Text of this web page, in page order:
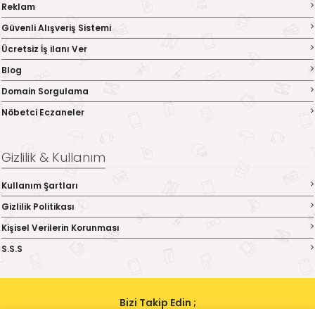
Reklam
Güvenli Alışveriş Sistemi
Ücretsiz İş ilanı Ver
Blog
Domain Sorgulama
Nöbetci Eczaneler
Gizlilik & Kullanım
Kullanım Şartları
Gizlilik Politikası
Kişisel Verilerin Korunması
S.S.S
Bizi Takip Edin ;